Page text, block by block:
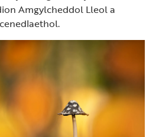
Amgylcheddol Lleol a